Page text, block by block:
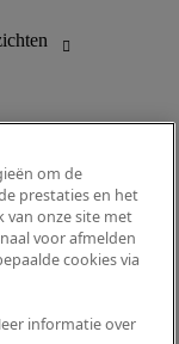
om de
prestaties en het
van onze site met
voor afmelden
cookies via
informatie over